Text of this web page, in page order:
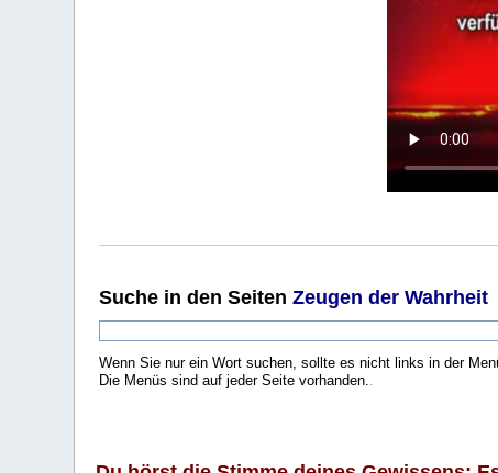
Suche in den SeitenZeugen der Wahrheit
Wenn Sie nur ein Wort suchen, sollte es nicht links in der
Die Menüs sind auf jeder Seite vorhanden..